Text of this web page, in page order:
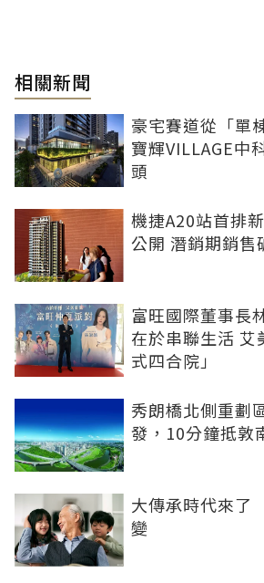
相關新聞
豪宅賽道從「單
寶輝VILLAGE中
頭
機捷A20站首排
公開 潛銷期銷售
富旺國際董事長
在於串聯生活 艾
式四合院」
秀朗橋北側重劃
發，10分鐘抵敦
大傳承時代來
變